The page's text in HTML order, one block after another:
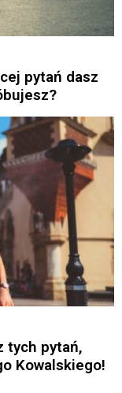
pytań dasz
tych pytań,
Kowalskiego!